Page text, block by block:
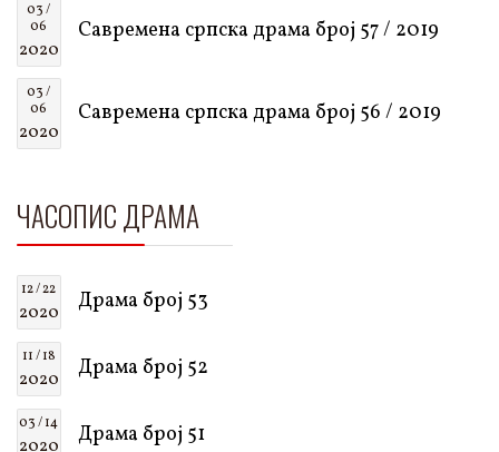
03 /
06
2020
Савремена српска драма број 57 / 2019
03 /
06
2020
Савремена српска драма број 56 / 2019
ЧАСОПИС ДРАМА
12 / 22
2020 Драма број 53
11 / 18
2020 Драма број 52
03 / 14
2020 Драма број 51